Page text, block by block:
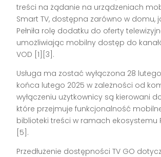
treści na żądanie na urządzeniach
Smart TV, dostępna zarówno w domu,
Pełniła rolę dodatku do oferty
umożliwiając mobilny dostęp do
VOD [1][3].
Usługa ma zostać wyłączona 28
końca lutego 2025 w zależności od
wyłączeniu użytkownicy są kierowani
które przejmuje funkcjonalność
biblioteki treści w ramach ekosystemu
[5].
Przedłużenie dostępności TV GO